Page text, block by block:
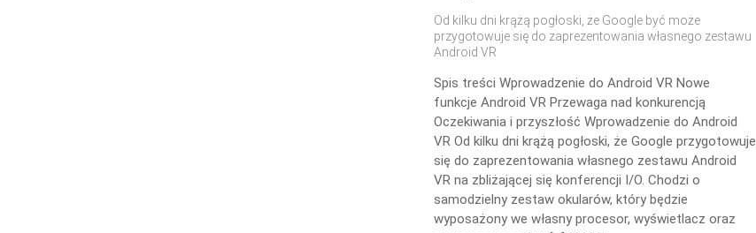
Od kilku dni krążą pogłoski, że Google być może
przygotowuje się do zaprezentowania własnego zestawu
Android VR
Spis treści Wprowadzenie do Android VR Nowe
funkcje Android VR Przewaga nad konkurencją
Oczekiwania i przyszłość Wprowadzenie do Android
VR Od kilku dni krążą pogłoski, że Google przygotowuje
się do zaprezentowania własnego zestawu Android
VR na zbliżającej się konferencji I/O. Chodzi o
samodzielny zestaw okularów, który będzie
wyposażony we własny procesor, wyświetlacz oraz